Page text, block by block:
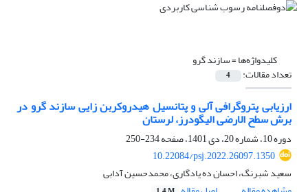
کلیدواژه‌ها =سازند گرو
تعداد مقالات: 4
ارزیابی پتروگرافی آلی و پتانسیل هیدروکربن زایی سازند گرو در
برش سطح الارضی الیگودرز، لرستان
دوره 10، شماره 20، دی 1401، صفحه
234-250
10.22084/psj.2022.26097.1350
سعید شبرنگ، احسان ده یادگاری، محمدحسین آدابی